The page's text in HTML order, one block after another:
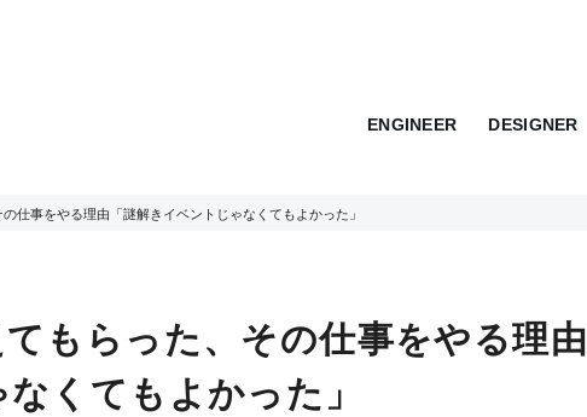
ENGINEER DESIGNER
仕事をやる理由「謎解きイベントじゃなくてもよかった」
もらった、その仕事をやる理由
くてもよかった」